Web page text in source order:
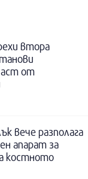
втора
от
вече разполага
апарат за
костното